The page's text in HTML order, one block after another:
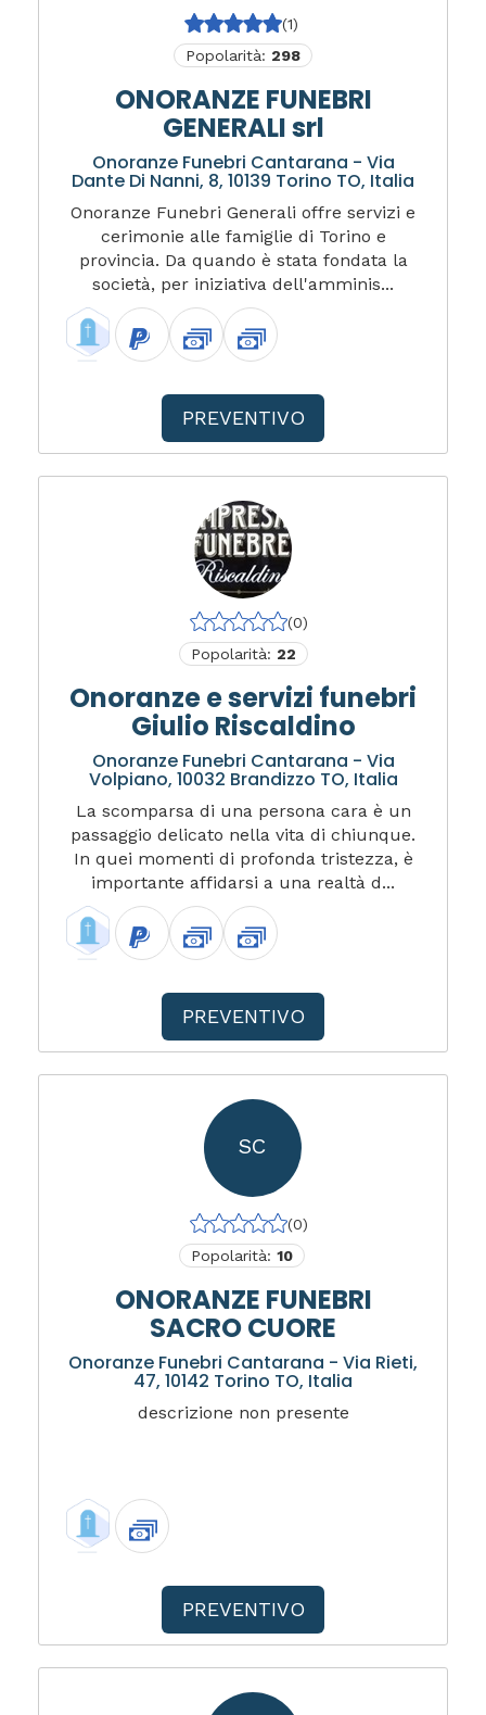
(1)
Popolarità: 298
ONORANZE FUNEBRI
GENERALI srl
Onoranze Funebri Cantarana - Via
Dante Di Nanni, 8, 10139 Torino TO, Italia
Onoranze Funebri Generali offre servizi e
cerimonie alle famiglie di Torino e
provincia. Da quando è stata fondata la
società, per iniziativa dell'amminis...
PREVENTIVO
(0)
Popolarità: 22
Onoranze e servizi funebri
Giulio Riscaldino
Onoranze Funebri Cantarana - Via
Volpiano, 10032 Brandizzo TO, Italia
La scomparsa di una persona cara è un
passaggio delicato nella vita di chiunque.
In quei momenti di profonda tristezza, è
importante affidarsi a una realtà d...
PREVENTIVO
SC
(0)
Popolarità: 10
ONORANZE FUNEBRI
SACRO CUORE
Onoranze Funebri Cantarana - Via Rieti,
47, 10142 Torino TO, Italia
descrizione non presente
PREVENTIVO